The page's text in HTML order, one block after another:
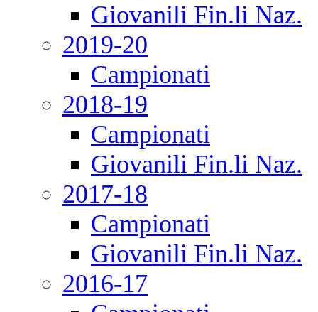
Giovanili Fin.li Naz.
2019-20
Campionati
2018-19
Campionati
Giovanili Fin.li Naz.
2017-18
Campionati
Giovanili Fin.li Naz.
2016-17